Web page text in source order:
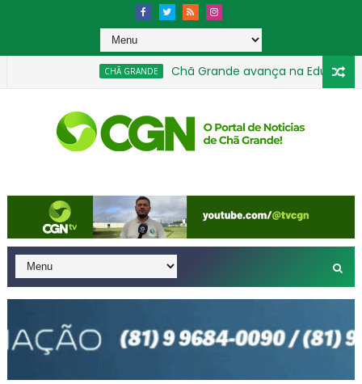
CHÃ GRANDE Chã Grande avança na Educação e